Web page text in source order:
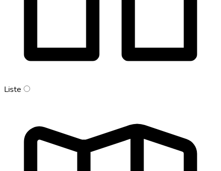
Liste